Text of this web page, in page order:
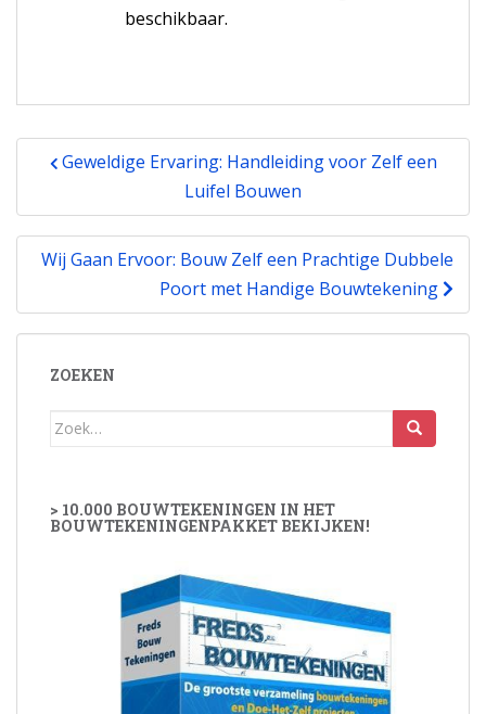
beschikbaar.
Bericht
navigatie
Geweldige Ervaring: Handleiding voor Zelf een
Luifel Bouwen
Wij Gaan Ervoor: Bouw Zelf een Prachtige Dubbele
Poort met Handige Bouwtekening
ZOEKEN
Zoek
> 10.000 BOUWTEKENINGEN IN HET
BOUWTEKENINGENPAKKET BEKIJKEN!